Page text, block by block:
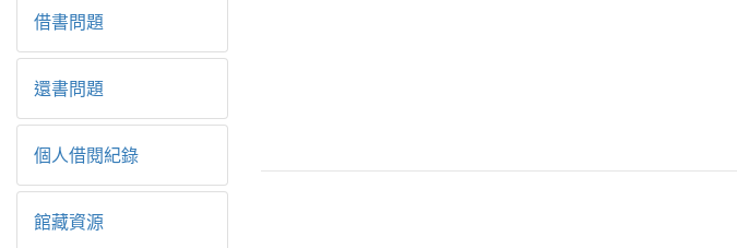
借書問題
還書問題
個人借閱紀錄
館藏資源